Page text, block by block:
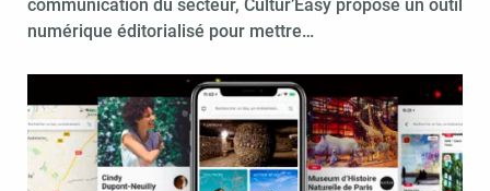
communication du secteur, Cultur’Easy propose un outil
numérique éditorialisé pour mettre…